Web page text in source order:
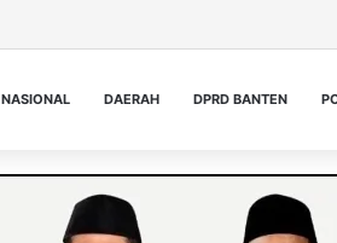
NASIONAL DAERAH DPRD BANTEN